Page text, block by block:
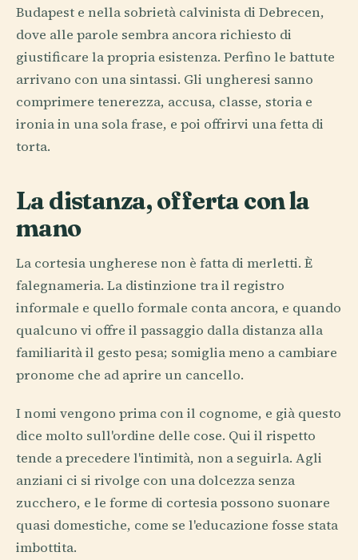
Budapest e nella sobrietà calvinista di Debrecen,
dove alle parole sembra ancora richiesto di
giustificare la propria esistenza. Perfino le battute
arrivano con una sintassi. Gli ungheresi sanno
comprimere tenerezza, accusa, classe, storia e
ironia in una sola frase, e poi offrirvi una fetta di
torta.
La distanza, offerta con la
mano
La cortesia ungherese non è fatta di merletti. È
falegnameria. La distinzione tra il registro
informale e quello formale conta ancora, e quando
qualcuno vi offre il passaggio dalla distanza alla
familiarità il gesto pesa; somiglia meno a cambiare
pronome che ad aprire un cancello.
I nomi vengono prima con il cognome, e già questo
dice molto sull'ordine delle cose. Qui il rispetto
tende a precedere l'intimità, non a seguirla. Agli
anziani ci si rivolge con una dolcezza senza
zucchero, e le forme di cortesia possono suonare
quasi domestiche, come se l'educazione fosse stata
imbottita.